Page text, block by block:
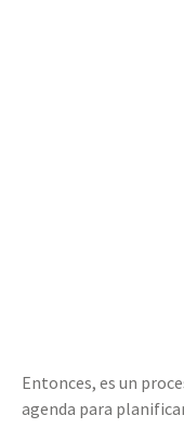
Entonces, es un
agenda para